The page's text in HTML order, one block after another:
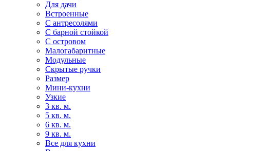
Для дачи
Встроенные
С антресолями
С барной стойкой
С островом
Малогабаритные
Модульные
Скрытые ручки
Размер
Мини-кухни
Узкие
3 кв. м.
5 кв. м.
6 кв. м.
9 кв. м.
Все для кухни